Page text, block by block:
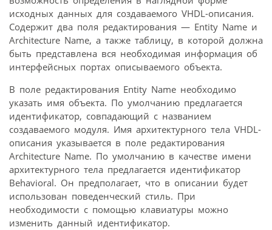
исходных данных для создаваемого VHDL-описания.
Содержит два поля редактирования — Entity Name и
Architecture Name, а также таблицу, в которой должна
быть представлена вся необходимая информация об
интерфейсных портах описываемого объекта.
В поле редактирования Entity Name необходимо
указать имя объекта. По умолчанию предлагается
идентификатор, совпадающий с названием
создаваемого модуля. Имя архитектурного тела VHDL-
описания указывается в поле редактирования
Architecture Name. По умолчанию в качестве имени
архитектурного тела предлагается идентификатор
Behavioral. Он предполагает, что в описании будет
использован поведенческий стиль. При
необходимости с помощью клавиатуры можно
изменить данный идентификатор.